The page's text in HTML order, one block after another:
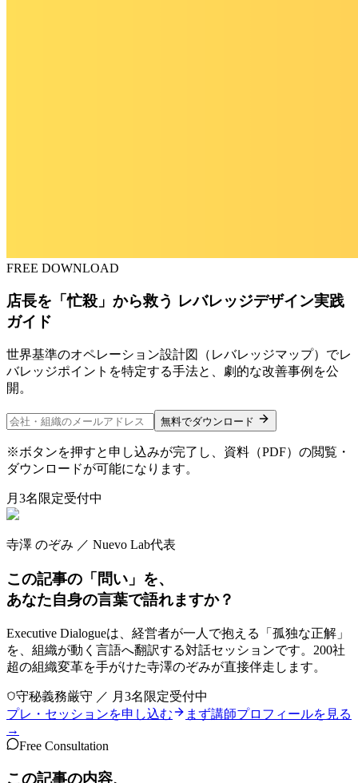
FREE DOWNLOAD
店長を「忙殺」から救う レバレッジデザイン実践
ガイド
世界基準のオペレーション設計図（レバレッジマップ）でレ
バレッジポイントを特定する手法と、劇的な改善事例を公
開。
無料でダウンロード
※ボタンを押すと申し込みが完了し、資料（PDF）の閲覧・
ダウンロードが可能になります。
月3名限定受付中
寺澤 のぞみ ／ Nuevo Lab代表
この記事の「問い」を、
あなた自身の言葉で語れますか？
Executive Dialogueは、経営者が一人で抱える「孤独な正解」
を、組織が動く言語へ翻訳する対話セッションです。200社
超の組織変革を手がけた寺澤のぞみが直接伴走します。
守秘義務厳守 ／ 月3名限定受付中
プレ・セッションを申し込む
まず講師プロフィールを見る
→
Free Consultation
この記事の内容、